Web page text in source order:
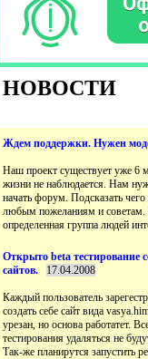
НОВОСТИ
Наш проект существует уже 6
жизни не наблюдается. Нам
начать форум. Подсказать
любым пожеланиям и советам.
Открыто beta тестирование
Каждый пользователь
создать себе сайт вида
урезан, но основа работатет.
тестирования удаляться не